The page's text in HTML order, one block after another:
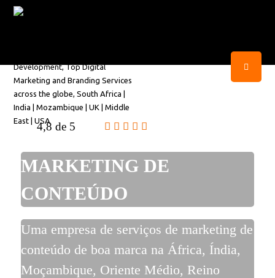
4,8 de 5
MARKETING DE
CONTEÚDO
Uma empresa de serviços de marketing de
conteúdo de boa marca na África, Índia,
Moçambique, Oriente Médio, Reino